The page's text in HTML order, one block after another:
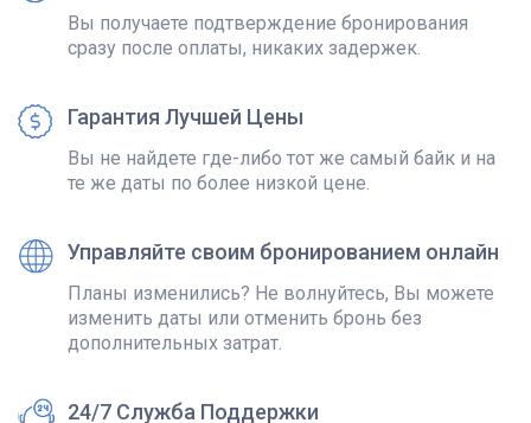
Вы получаете подтверждение бронирования
сразу после оплаты, никаких задержек.
Гарантия Лучшей Цены
Вы не найдете где-либо тот же самый байк и на
те же даты по более низкой цене.
Управляйте своим бронированием онлайн
Планы изменились? Не волнуйтесь, Вы можете
изменить даты или отменить бронь без
дополнительных затрат.
24/7 Служба Поддержки